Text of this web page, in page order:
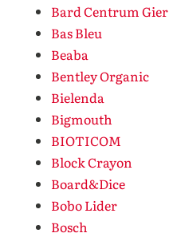
Bard Centrum Gier
Bas Bleu
Beaba
Bentley Organic
Bielenda
Bigmouth
BIOTICOM
Block Crayon
Board&Dice
Bobo Lider
Bosch